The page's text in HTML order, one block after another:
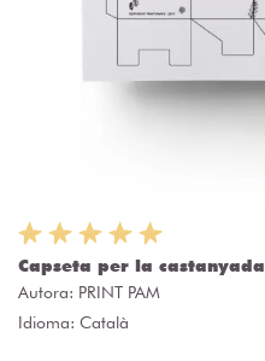
Capseta per la castanyada
Autora: PRINT PAM
Idioma: Català